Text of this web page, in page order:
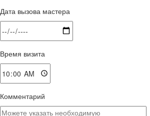
Дата вызова мастера
Время визита
Комментарий